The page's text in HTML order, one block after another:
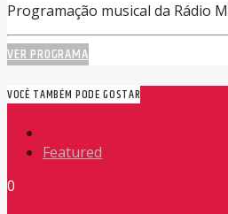
Programação musical da Rádio
VER PROGRAMA
VOCÊ TAMBÉM PODE GOSTAR
Featured
0